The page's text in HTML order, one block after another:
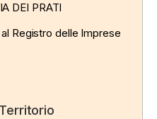
DEI PRATI
Registro delle Imprese
Territorio